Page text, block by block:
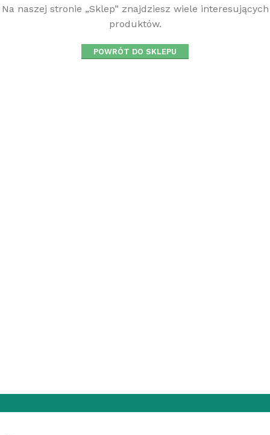
Na naszej stronie „Sklep” znajdziesz wiele interesujących
produktów.
POWRÓT DO SKLEPU